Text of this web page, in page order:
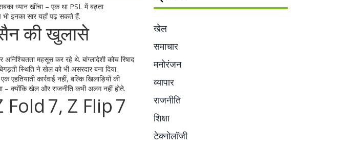
ध्यान खींचा – एक था PSL में बढ़ता
भी इनका सार यहाँ पढ़ सकते हैं.
की खुलासे
महसूस कर रहे थे. बांग्लादेशी कोच रिषाद
स्थिति ने खेल को भी असरदार बना दिया.
कार्रवाई नहीं, बल्कि खिलाड़ियों की
क्योंकि खेल और राजनीति कभी अलग नहीं होते.
7, Z Flip 7
खेल
समाचार
मनोरंजन
व्यापार
राजनीति
शिक्षा
टेक्नोलॉजी